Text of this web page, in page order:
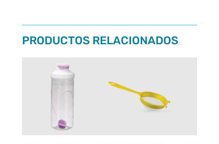
PRODUCTOS RELACIONADOS